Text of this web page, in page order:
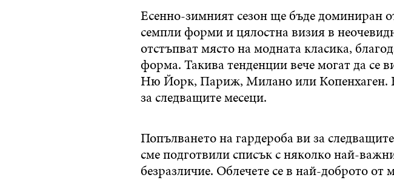
Есенно-зимният сезон ще бъде доминиран
семпли форми и цялостна визия в
отстъпват място на модната класика,
форма. Такива тенденции вече могат да се
Ню Йорк, Париж, Милано или Копенхаген.
за следващите месеци.
Попълването на гардероба ви за
сме подготвили списък с няколко най-
безразличие. Облечете се в най-доброто от